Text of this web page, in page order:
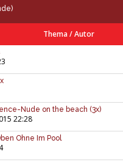
Thema/Autor
Nude on the beach (3x)
22:28
Ohne Im Pool